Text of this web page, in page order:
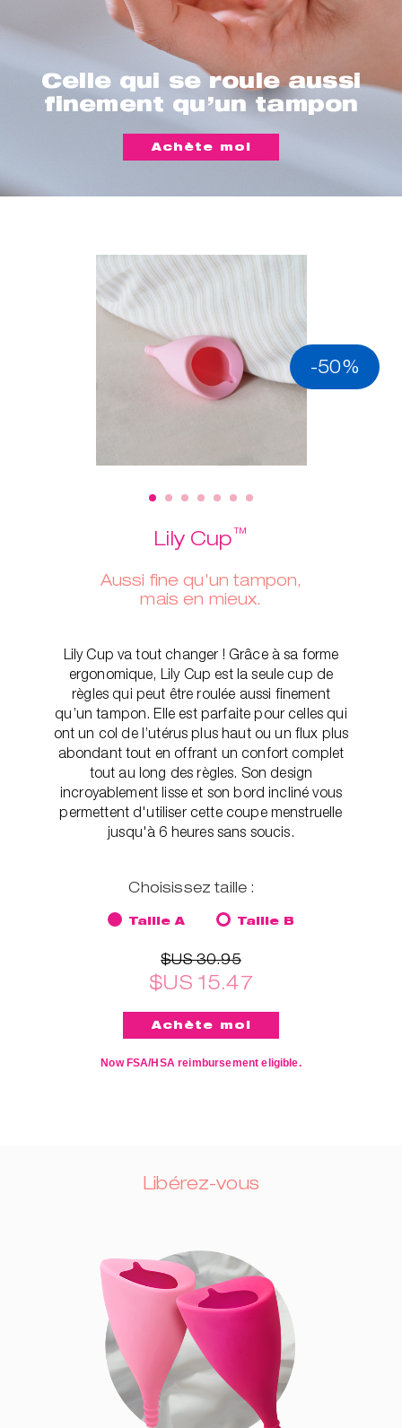
Celle qui se roule aussi
finement qu’un tampon
Achète moi
-50%
Lily Cup™
Aussi fine qu'un tampon,
mais en mieux.
Lily Cup va tout changer ! Grâce à sa forme
ergonomique, Lily Cup est la seule cup de
règles qui peut être roulée aussi finement
qu’un tampon. Elle est parfaite pour celles qui
ont un col de l’utérus plus haut ou un flux plus
abondant tout en offrant un confort complet
tout au long des règles. Son design
incroyablement lisse et son bord incliné vous
permettent d'utiliser cette coupe menstruelle
jusqu'à 6 heures sans soucis.
Choisissez taille :
Taille A Taille B
$US 30.95
$US 15.47
Now FSA/HSA reimbursement eligible.
Libérez-vous